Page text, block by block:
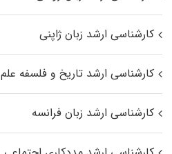
کارشناسی ارشد زبان ژاپنی
کارشناسی ارشد تاریخ و فلسفه علم
کارشناسی ارشد زبان فرانسه